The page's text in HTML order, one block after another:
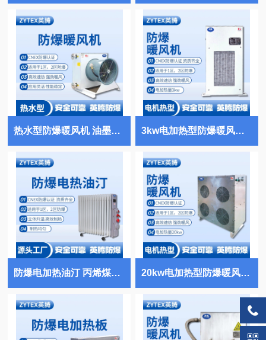
热水型防爆暖风机 油墨厂使用 3kw电加热型防爆暖风机 畜电池室使用
防爆电加热油汀 丙烯煤气站使用 20kw电加热型防爆暖风机 甲烷仓库使用